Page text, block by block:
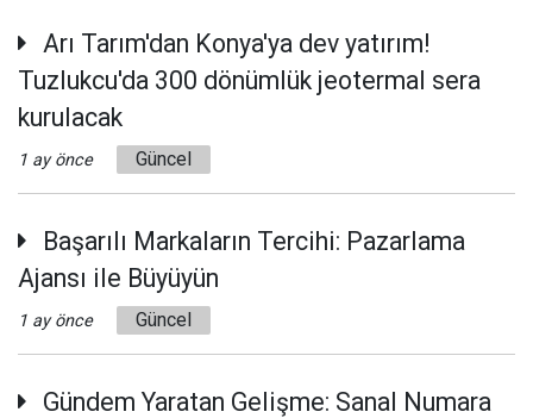
Arı Tarım'dan Konya'ya dev yatırım!
Tuzlukcu'da 300 dönümlük jeotermal sera
kurulacak
1 ay önce Güncel
Başarılı Markaların Tercihi: Pazarlama
Ajansı ile Büyüyün
1 ay önce Güncel
Gündem Yaratan Gelişme: Sanal Numara